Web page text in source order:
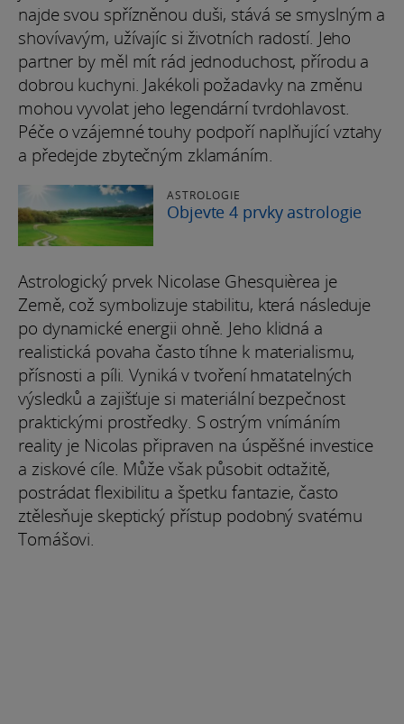
najde svou spřízněnou duši, stává se smyslným a
shovívavým, užívajíc si životních radostí. Jeho
partner by měl mít rád jednoduchost, přírodu a
dobrou kuchyni. Jakékoli požadavky na změnu
mohou vyvolat jeho legendární tvrdohlavost.
Péče o vzájemné touhy podpoří naplňující vztahy
a předejde zbytečným zklamáním.
ASTROLOGIE
Objevte 4 prvky astrologie
Astrologický prvek Nicolase Ghesquièrea je
Země, což symbolizuje stabilitu, která následuje
po dynamické energii ohně. Jeho klidná a
realistická povaha často tíhne k materialismu,
přísnosti a píli. Vyniká v tvoření hmatatelných
výsledků a zajišťuje si materiální bezpečnost
praktickými prostředky. S ostrým vnímáním
reality je Nicolas připraven na úspěšné investice
a ziskové cíle. Může však působit odtažitě,
postrádat flexibilitu a špetku fantazie, často
ztělesňuje skeptický přístup podobný svatému
Tomášovi.